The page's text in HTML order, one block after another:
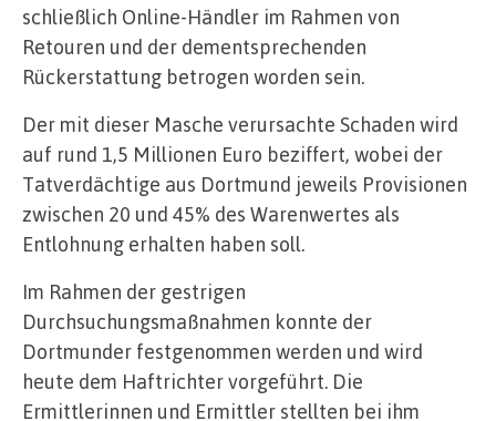
schließlich Online-Händler im Rahmen von
Retouren und der dementsprechenden
Rückerstattung betrogen worden sein.
Der mit dieser Masche verursachte Schaden wird
auf rund 1,5 Millionen Euro beziffert, wobei der
Tatverdächtige aus Dortmund jeweils Provisionen
zwischen 20 und 45% des Warenwertes als
Entlohnung erhalten haben soll.
Im Rahmen der gestrigen
Durchsuchungsmaßnahmen konnte der
Dortmunder festgenommen werden und wird
heute dem Haftrichter vorgeführt. Die
Ermittlerinnen und Ermittler stellten bei ihm